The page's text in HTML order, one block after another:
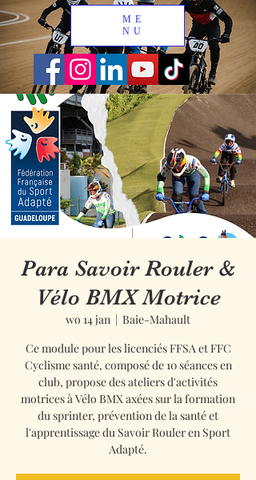
ME
NU
Para Savoir Rouler &
Vélo BMX Motrice
wo 14 jan
  |
Baie-Mahault
Ce module pour les licenciés FFSA et FFC
Cyclisme santé, composé de 10 séances en
club, propose des ateliers d'activités
motrices à Vélo BMX axées sur la formation
du sprinter, prévention de la santé et
l'apprentissage du Savoir Rouler en Sport
Adapté.